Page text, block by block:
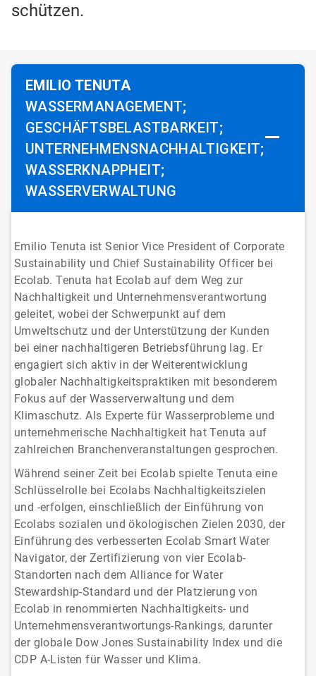
schützen.
EMILIO TENUTA
WASSERMANAGEMENT;
GESCHÄFTSBELASTBARKEIT;
UNTERNEHMENSNACHHALTIGKEIT;
WASSERKNAPPHEIT;
WASSERVERWALTUNG
Emilio Tenuta ist Senior Vice President of Corporate
Sustainability und Chief Sustainability Officer bei
Ecolab. Tenuta hat Ecolab auf dem Weg zur
Nachhaltigkeit und Unternehmensverantwortung
geleitet, wobei der Schwerpunkt auf dem
Umweltschutz und der Unterstützung der Kunden
bei einer nachhaltigeren Betriebsführung lag. Er
engagiert sich aktiv in der Weiterentwicklung
globaler Nachhaltigkeitspraktiken mit besonderem
Fokus auf der Wasserverwaltung und dem
Klimaschutz. Als Experte für Wasserprobleme und
unternehmerische Nachhaltigkeit hat Tenuta auf
zahlreichen Branchenveranstaltungen gesprochen.
Während seiner Zeit bei Ecolab spielte Tenuta eine
Schlüsselrolle bei Ecolabs Nachhaltigkeitszielen
und -erfolgen, einschließlich der Einführung von
Ecolabs sozialen und ökologischen Zielen 2030, der
Einführung des verbesserten Ecolab Smart Water
Navigator, der Zertifizierung von vier Ecolab-
Standorten nach dem Alliance for Water
Stewardship-Standard und der Platzierung von
Ecolab in renommierten Nachhaltigkeits- und
Unternehmensverantwortungs-Rankings, darunter
der globale Dow Jones Sustainability Index und die
CDP A-Listen für Wasser und Klima.